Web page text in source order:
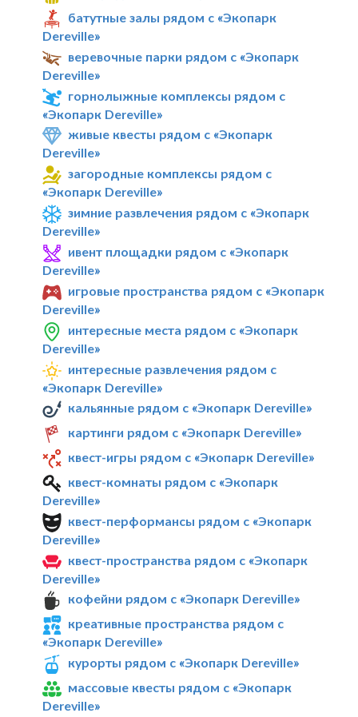
батутные залы рядом с «Экопарк
Dereville»
веревочные парки рядом с «Экопарк
Dereville»
горнолыжные комплексы рядом с
«Экопарк Dereville»
живые квесты рядом с «Экопарк
Dereville»
загородные комплексы рядом с
«Экопарк Dereville»
зимние развлечения рядом с «Экопарк
Dereville»
ивент площадки рядом с «Экопарк
Dereville»
игровые пространства рядом с «Экопарк
Dereville»
интересные места рядом с «Экопарк
Dereville»
интересные развлечения рядом с
«Экопарк Dereville»
кальянные рядом с «Экопарк Dereville»
картинги рядом с «Экопарк Dereville»
квест-игры рядом с «Экопарк Dereville»
квест-комнаты рядом с «Экопарк
Dereville»
квест-перформансы рядом с «Экопарк
Dereville»
квест-пространства рядом с «Экопарк
Dereville»
кофейни рядом с «Экопарк Dereville»
креативные пространства рядом с
«Экопарк Dereville»
курорты рядом с «Экопарк Dereville»
массовые квесты рядом с «Экопарк
Dereville»